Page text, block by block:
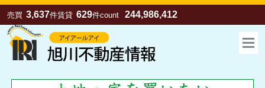
売買 3,637件賃貸 629件count 244,986,412